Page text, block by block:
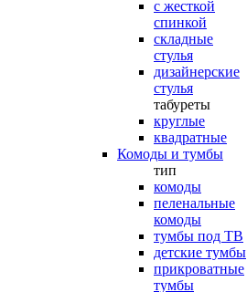
с жесткой
спинкой
складные
стулья
дизайнерские
стулья
табуреты
круглые
квадратные
Комоды и тумбы
тип
комоды
пеленальные
комоды
тумбы под ТВ
детские тумбы
прикроватные
тумбы